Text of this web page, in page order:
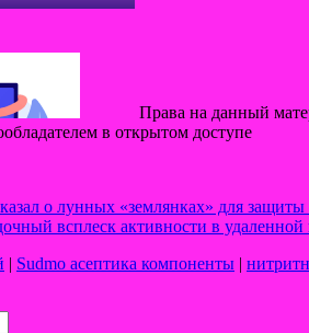
Права на данный
в открытом доступе
о лунных «землянках» для
всплеск активности в удаленной
| Sudmo асептика компоненты |